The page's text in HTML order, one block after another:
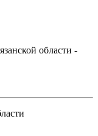
области -